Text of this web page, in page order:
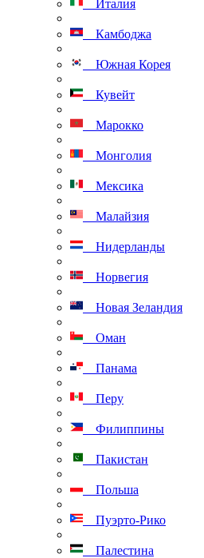
Италия
Камбоджа
Южная Корея
Кувейт
Марокко
Монголия
Мексика
Малайзия
Нидерланды
Норвегия
Новая Зеландия
Оман
Панама
Перу
Филиппины
Пакистан
Польша
Пуэрто-Рико
Палестина